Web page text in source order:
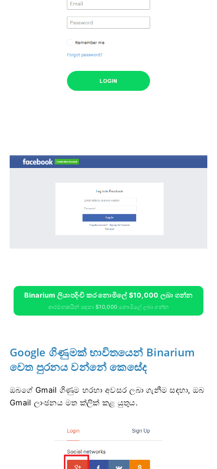
Binarium ලියාපදිංචි කර නොමිලේ $10,000 ලබා ගන්න
ආරම්භකයින් සඳහා $10,000 නොමිලේ ලබා ගන්න
Google ගිණුමක් භාවිතයෙන් Binarium
වෙත පුරනය වන්නේ කෙසේද
ඔබගේ Gmail ගිණුම හරහා අවසර ලබා ගැනීම සඳහා, ඔබ
Gmail ලාංඡනය මත ක්ලික් කළ යුතුය.